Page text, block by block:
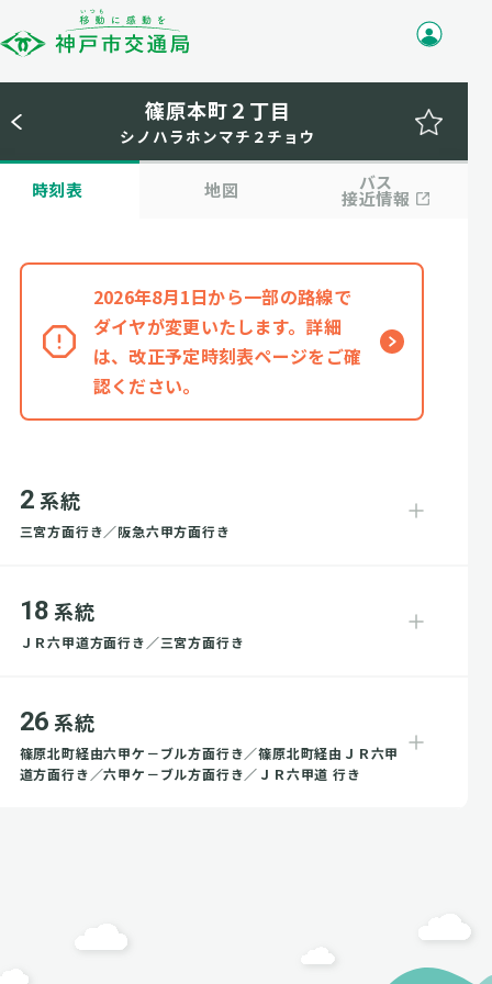
篠原本町２丁目
シノハラホンマチ２チョウ
時刻表 地図 バス
接近情報
2026年8月1日から一部の路線で
ダイヤが変更いたします。詳細
は、改正予定時刻表ページをご確
認ください。
2 系統
三宮方面行き／阪急六甲方面行き
18 系統
ＪＲ六甲道方面行き／三宮方面行き
26 系統
篠原北町経由六甲ケ－ブル方面行き／篠原北町経由ＪＲ六甲
道方面行き／六甲ケ－ブル方面行き／ＪＲ六甲道 行き